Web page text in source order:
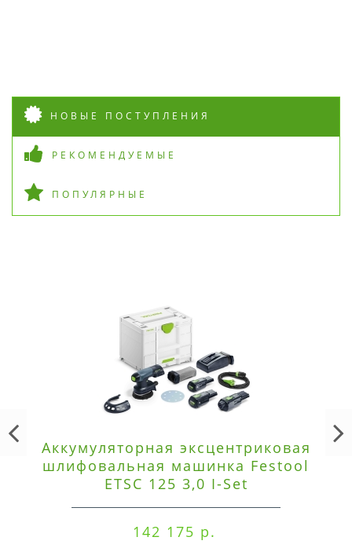
НОВЫЕ ПОСТУПЛЕНИЯ
РЕКОМЕНДУЕМЫЕ
ПОПУЛЯРНЫЕ
Аккумуляторная эксцентриковая
шлифовальная машинка Festool
ETSC 125 3,0 I-Set
142 175 р.